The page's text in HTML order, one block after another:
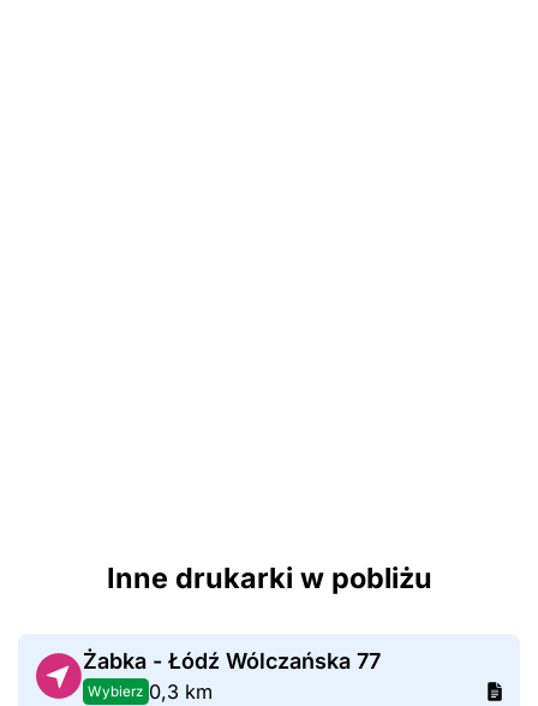
Inne drukarki w pobliżu
Żabka - Łódź Wólczańska 77
Wybierz 0,3 km